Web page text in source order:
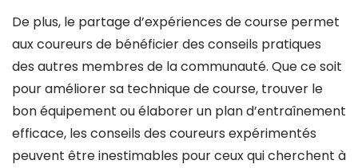
De plus, le partage d’expériences de course permet
aux coureurs de bénéficier des conseils pratiques
des autres membres de la communauté. Que ce soit
pour améliorer sa technique de course, trouver le
bon équipement ou élaborer un plan d’entraînement
efficace, les conseils des coureurs expérimentés
peuvent être inestimables pour ceux qui cherchent à